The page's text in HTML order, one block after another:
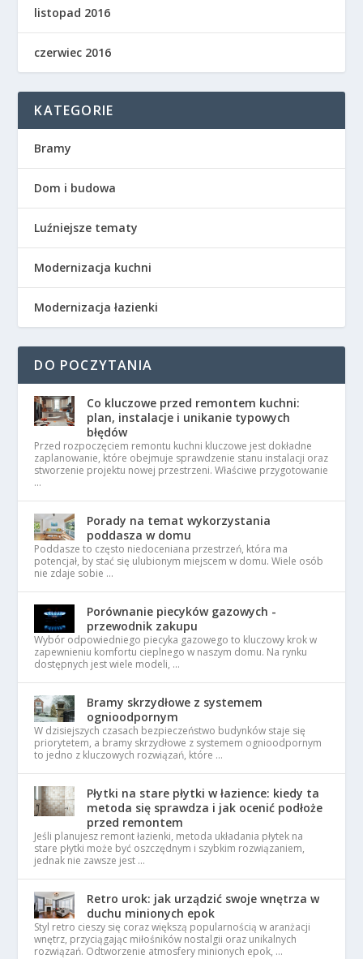
listopad 2016
czerwiec 2016
KATEGORIE
Bramy
Dom i budowa
Luźniejsze tematy
Modernizacja kuchni
Modernizacja łazienki
DO POCZYTANIA
Co kluczowe przed remontem kuchni:
plan, instalacje i unikanie typowych
błędów
Przed rozpoczęciem remontu kuchni kluczowe jest dokładne
zaplanowanie, które obejmuje sprawdzenie stanu instalacji oraz
stworzenie projektu nowej przestrzeni. Właściwe przygotowanie
…
Porady na temat wykorzystania
poddasza w domu
Poddasze to często niedoceniana przestrzeń, która ma
potencjał, by stać się ulubionym miejscem w domu. Wiele osób
nie zdaje sobie …
Porównanie piecyków gazowych -
przewodnik zakupu
Wybór odpowiedniego piecyka gazowego to kluczowy krok w
zapewnieniu komfortu cieplnego w naszym domu. Na rynku
dostępnych jest wiele modeli, …
Bramy skrzydłowe z systemem
ognioodpornym
W dzisiejszych czasach bezpieczeństwo budynków staje się
priorytetem, a bramy skrzydłowe z systemem ognioodpornym
to jedno z kluczowych rozwiązań, które …
Płytki na stare płytki w łazience: kiedy ta
metoda się sprawdza i jak ocenić podłoże
przed remontem
Jeśli planujesz remont łazienki, metoda układania płytek na
stare płytki może być oszczędnym i szybkim rozwiązaniem,
jednak nie zawsze jest …
Retro urok: jak urządzić swoje wnętrza w
duchu minionych epok
Styl retro cieszy się coraz większą popularnością w aranżacji
wnętrz, przyciągając miłośników nostalgii oraz unikalnych
rozwiązań. Odtworzenie atmosfery minionych epok, …